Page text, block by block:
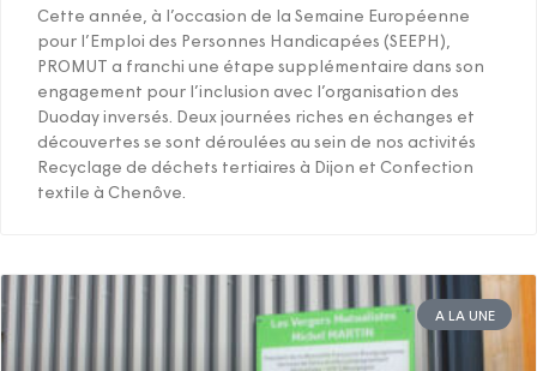
Cette année, à l’occasion de la Semaine Européenne
pour l’Emploi des Personnes Handicapées (SEEPH),
PROMUT a franchi une étape supplémentaire dans son
engagement pour l’inclusion avec l’organisation des
Duoday inversés. Deux journées riches en échanges et
découvertes se sont déroulées au sein de nos activités
Recyclage de déchets tertiaires à Dijon et Confection
textile à Chenôve.
A LA UNE